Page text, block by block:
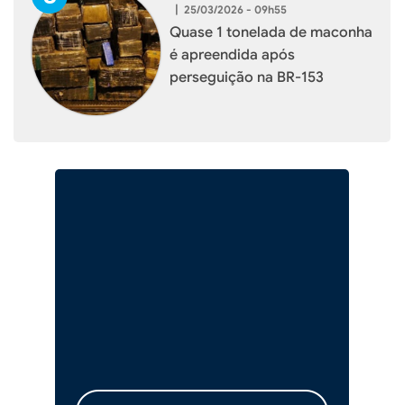
| 25/03/2026 - 09h55
Quase 1 tonelada de maconha
é apreendida após
perseguição na BR-153